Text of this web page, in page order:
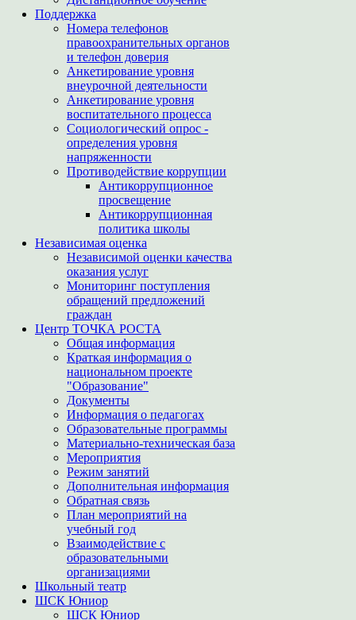
Поддержка
Номера телефонов
правоохранительных органов
и телефон доверия
Анкетирование уровня
внеурочной деятельности
Анкетирование уровня
воспитательного процесса
Социологический опрос -
определения уровня
напряженности
Противодействие коррупции
Антикоррупционное
просвещение
Антикоррупционная
политика школы
Независимая оценка
Независимой оценки качества
оказания услуг
Мониторинг поступления
обращений предложений
граждан
Центр ТОЧКА РОСТА
Общая информация
Краткая информация о
национальном проекте
"Образование"
Документы
Информация о педагогах
Образовательные программы
Материально-техническая база
Мероприятия
Режим занятий
Дополнительная информация
Обратная связь
План мероприятий на
учебный год
Взаимодействие с
образовательными
организациями
Школьный театр
ШСК Юниор
ШСК Юниор